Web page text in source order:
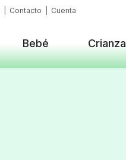
Contacto Cuenta
Bebé Crianza